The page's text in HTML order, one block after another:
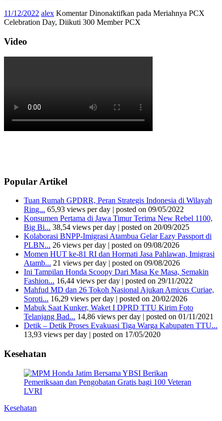
11/12/2022 alex Komentar Dinonaktifkan pada Meriahnya PCX
Celebration Day, Diikuti 300 Member PCX
Video
Popular Artikel
Tuan Rumah GPDRR, Peran Strategis Indonesia di Wilayah
Ring... 65,93 views per day | posted on 09/05/2022
Konsumen Pertama di Jawa Timur Terima New Rebel 1100,
Big Bi... 38,54 views per day | posted on 20/09/2025
Kolaborasi BNPP-Imigrasi Atambua Gelar Eazy Passport di
PLBN... 26 views per day | posted on 09/08/2026
Momen HUT ke-81 RI dan Hormati Jasa Pahlawan, Imigrasi
Atamb... 21 views per day | posted on 09/08/2026
Ini Tampilan Honda Scoopy Dari Masa Ke Masa, Semakin
Fashion... 16,44 views per day | posted on 29/11/2022
Mahfud MD dan 26 Tokoh Nasional Ajukan Amicus Curiae,
Soroti... 16,29 views per day | posted on 20/02/2026
Mabuk Saat Kunker, Waket I DPRD TTU Kirim Foto
Telanjang Bad... 14,86 views per day | posted on 01/11/2021
Detik – Detik Proses Evakuasi Tiga Warga Kabupaten TTU...
13,93 views per day | posted on 17/05/2020
Kesehatan
Kesehatan